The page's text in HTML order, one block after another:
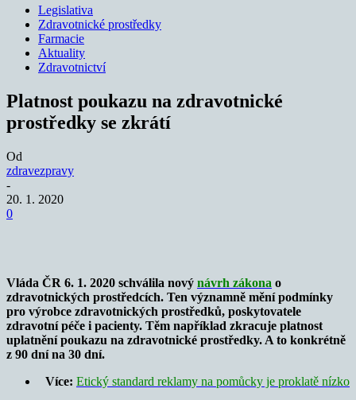
Legislativa
Zdravotnické prostředky
Farmacie
Aktuality
Zdravotnictví
Platnost poukazu na zdravotnické
prostředky se zkrátí
Od
zdravezpravy
-
20. 1. 2020
0
Vláda ČR 6. 1. 2020 schválila nový návrh zákona o
zdravotnických prostředcích. Ten významně mění podmínky
pro výrobce zdravotnických prostředků, poskytovatele
zdravotní péče i pacienty. Těm například zkracuje platnost
uplatnění poukazu na zdravotnické prostředky. A to konkrétně
z 90 dní na 30 dní.
Více: Etický standard reklamy na pomůcky je proklatě nízko